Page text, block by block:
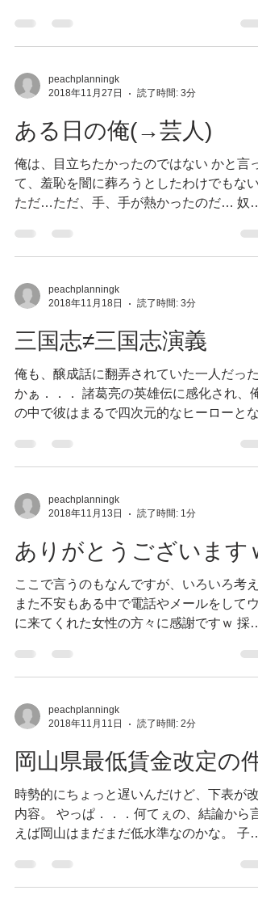
む物（者）、ましてや好意をもつ物（者）
あれば尚更だろう。そういったところは、
話中で語られる人様の話の中か...
peachplanningk
2018年11月27日
読了時間: 3分
ある日の俺(→芸人)
俺は、目立ちたかったのではない かと言っ
て、羞恥を闇に葬ろうとしたわけでもない
ただ…ただ、手、手が熱かったのだ… 奴は
烈にアタックする 正座でシビレが切れた時
のように 神の左手の感覚がマヒっている...
peachplanningk
2018年11月18日
読了時間: 3分
三国志≠三国志演義
俺も、醸成話に翻弄されていた一人だった
かぁ．．． 諸葛亮の英雄伝に感化され、俺
の中で彼はまるで四次元的なヒーローとな
は、世界史を学んだ高校の頃。当時は全く
味を持ってなく、この類（特に世界史）は
にとっては馬耳東風事だった。関心事...
peachplanningk
2018年11月13日
読了時間: 1分
ありがとうございますｗ
ここで言うのもなんですが、いろいろ考え
また不安もある中で電話やメールをしてウ
に来てくれた女性の方々に感謝ですｗ 採用
の方から面接の依頼が来ましたｗ 中には事
情で来られなくなった方もいらっしゃいま
たが、またお会いできる機会はあるで...
peachplanningk
2018年11月11日
読了時間: 2分
岡山県最低賃金改定の件
時勢的にちょっと遅いんだけど、下表が改
内容。 やっぱ．．．何てぇの、結論から言
えば岡山はまだまだ低水準なのかな。 子供
ｗ」と軽く言う。その年間収支をきっちり
出できていて、使用目的まで全て把握でき